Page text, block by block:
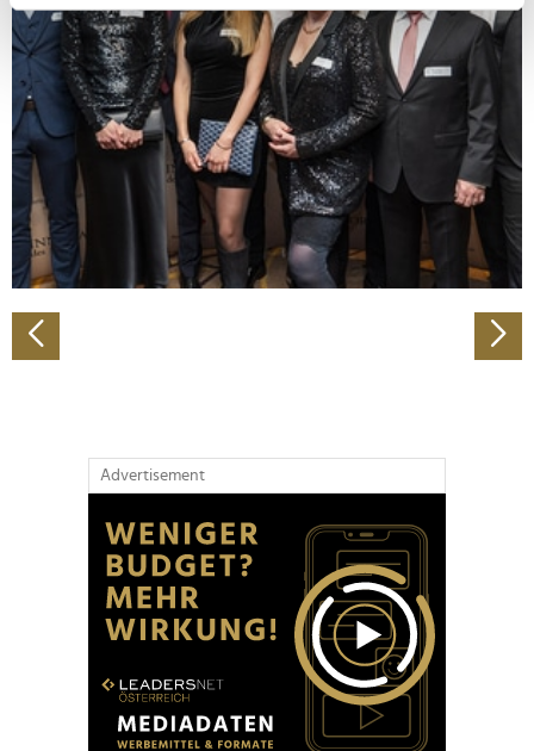
bestimmten Merkmalen (Fingerprinting) identifizieren
Erfahren Sie mehr darüber, wie Ihre persönlichen Daten
verarbeitet werden, und legen Sie Ihre Präferenzen im
Abschnitt Einzelheitenfest.
Wir verwenden Cookies, um Inhalte und Anzeigen zu
personalisieren, Funktionen für soziale Medien anbieten
zu können und die Zugriffe auf unsere Website zu
analysieren. Außerdem geben wir Informationen zu Ihrer
Verwendung unserer Website an unsere Partner für
soziale Medien, Werbung und Analysen weiter. Unsere
Partner führen diese Informationen möglicherweise mit
Advertisement